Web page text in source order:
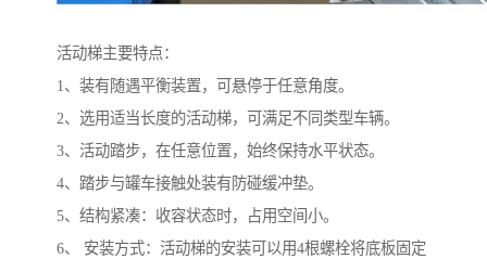
活动梯主要特点：
1、装有随遇平衡装置，可悬停于任意角度。
2、选用适当长度的活动梯，可满足不同类型车辆。
3、活动踏步，在任意位置，始终保持水平状态。
4、踏步与罐车接触处装有防碰缓冲垫。
5、结构紧凑：收容状态时，占用空间小。
6、 安装方式：活动梯的安装可以用4根螺栓将底板固定